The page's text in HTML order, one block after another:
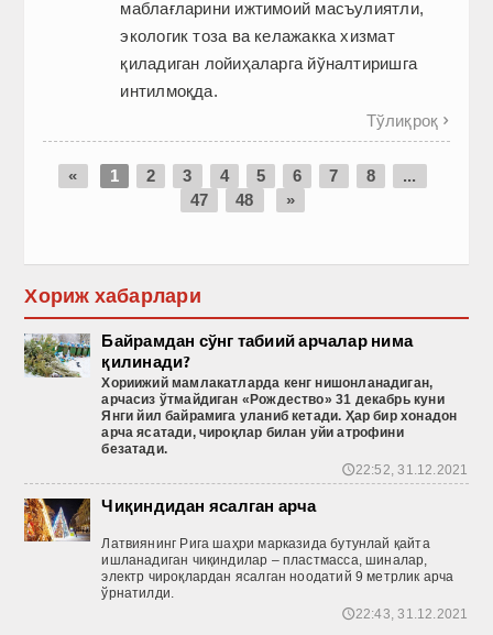
маблағларини ижтимоий масъулиятли,
экологик тоза ва келажакка хизмат
қиладиган лойиҳаларга йўналтиришга
интилмоқда.
Тўлиқроқ 
« 1 2 3 4 5 6 7 8
...
47
48 »
Хориж хабарлари
Байрамдан сўнг табиий арчалар нима
қилинади?
Хориижиймамлакатларда кенг нишонланадиган,
арчасиз ўтмайдиган «Рождество» 31 декабрькуни
Янги йил байрамига уланибкетади. Ҳар бир хонадон
арча ясатади, чироқлар билан уйи атрофини
безатади.
🕔22:52, 31.12.2021
Чиқиндидан ясалган арча
Латвиянинг Рига шаҳри марказида бутунлай қайта
ишланадиган чиқиндилар – пластмасса, шиналар,
электр чироқлардан ясалган ноодатий 9 метрлик арча
ўрнатилди.
🕔22:43, 31.12.2021